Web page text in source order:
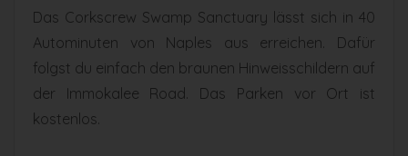
Das Corkscrew Swamp Sanctuary lässt sich in 40
Autominuten von Naples aus erreichen. Dafür
folgst du einfach den braunen Hinweisschildern auf
der Immokalee Road. Das Parken vor Ort ist
kostenlos.